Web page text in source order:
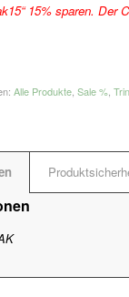
15% sparen. Der
Alle Produkte ,Sale % ,